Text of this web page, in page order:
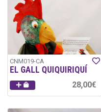
CNM019-CA
EL GALL QUIQUIRIQUÍ
28,00€